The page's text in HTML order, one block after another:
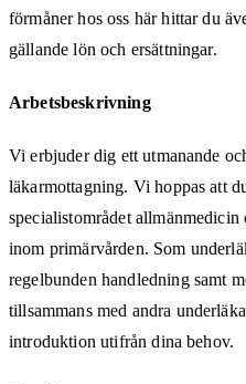
förmåner hos oss här hittar du
gällande lön och ersättningar.
Arbetsbeskrivning
Vi erbjuder dig ett utmanande
läkarmottagning. Vi hoppas att
specialistområdet
inom primärvården. Som
regelbunden handledning samt
tillsammans med andra
introduktion utifrån dina behov.